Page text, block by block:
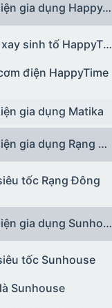
Điện gia dụng HappyTime
Máy xay sinh tố HappyTime
điện HappyTime
gia dụng Matika
Điện gia dụng Rạng Đông
tốc Rạng Đông
Điện gia dụng Sunhouse
tốc Sunhouse
Sunhouse